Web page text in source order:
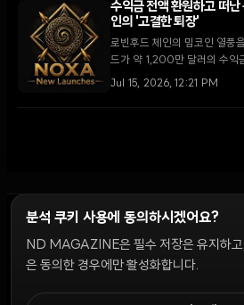
수익금 전액 환원하고 떠난
인의 '고결한 퇴장'
로빈후드 체인의 밈코인 열풍
드가 약 1,200만 달러의 수익
운영을 중단했다. '러그 풀'이
Jul 15, 2026, 12:21 PM
윤리 원칙 Discord 봇캠페인 가이드커뮤니티 랭킹
분석 쿠키 사용에 동의하시겠어요?
ND MAGAZINE은 필수 저장은 유지하고
은 동의한 경우에만 활성화합니다.